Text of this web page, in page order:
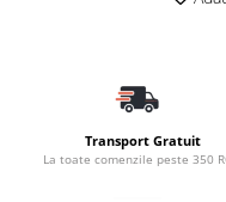
Transport Gratuit
La toate comenzile peste 350